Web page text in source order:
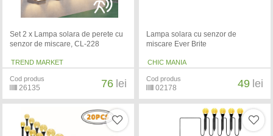
Set 2 x Lampa solara de perete cu
senzor de miscare, CL-228
TREND MARKET
Cod produs
26135 76 lei
Lampa solara cu senzor de
miscare Ever Brite
CHIC MANIA
Cod produs
02178 49 lei